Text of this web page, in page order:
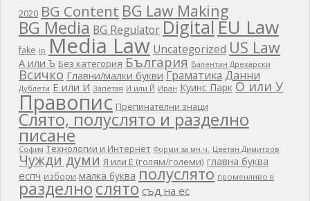
2020 BG Content BG Law Making
BG Media BG RegulatorDigitalEU Law
fake ip Media Law Uncategorized US Law
А или Ъ Без категория България Валентин Дрехарски
Всичко Главни/малки букви Граматика Данни
Дублети Е или И Запетая И или Й Иран Куинс Парк О или У
Правопис Препинателни знаци
Слято, полуслято и разделно
писане
София Технологии и Интернет Форми за мн.ч. Цветан Димитров
Чужди думи Я или Е (голям/големи) главна буква
еспч избори малка буква полуслято променливо я
разделнослято съд на ес